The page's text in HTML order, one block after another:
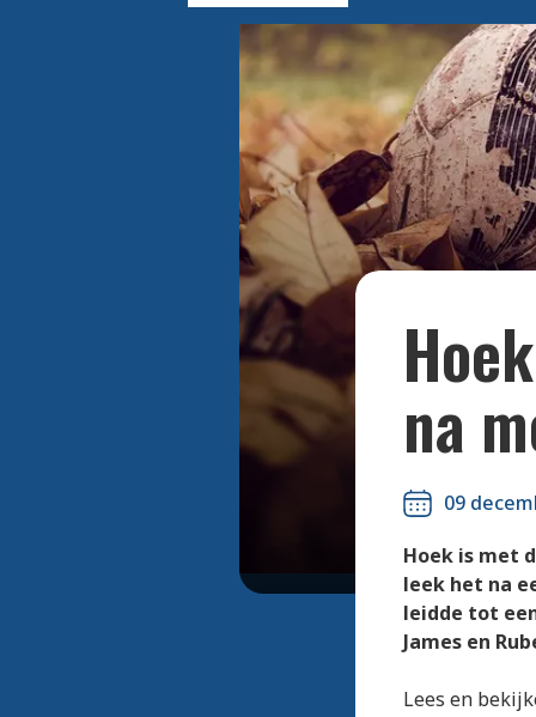
na
09
Hoek is met
leek het na
leidde tot
James en
Lees en